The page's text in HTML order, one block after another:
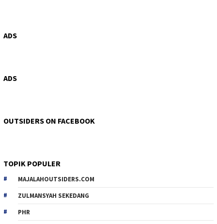
ADS
ADS
OUTSIDERS ON FACEBOOK
TOPIK POPULER
MAJALAHOUTSIDERS.COM
ZULMANSYAH SEKEDANG
PHR